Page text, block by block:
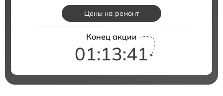
Цены на ремонт
Конец акции
01:13:41